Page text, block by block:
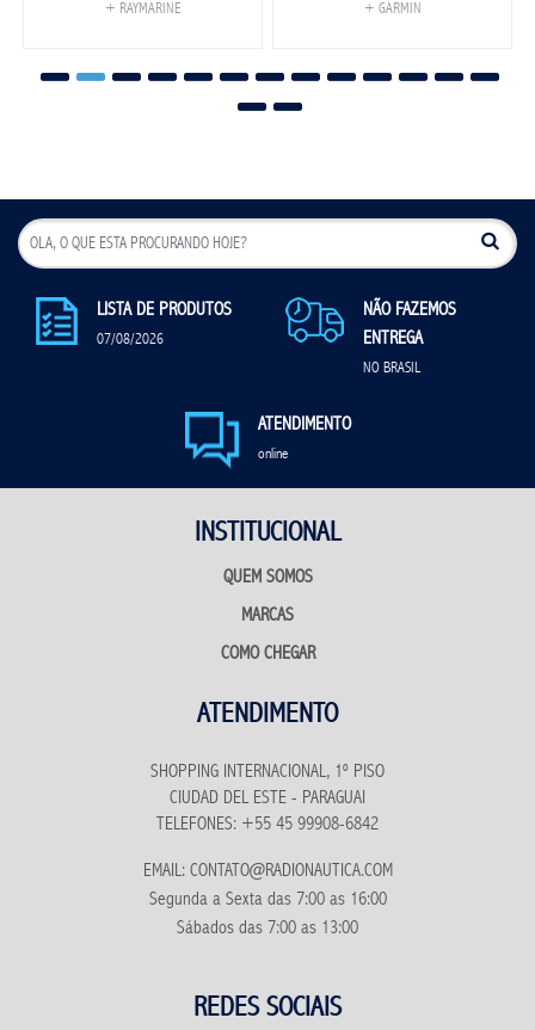
+ RAYMARINE + GARMIN
LISTA DE PRODUTOS
07/08/2026
NÃO FAZEMOS
ENTREGA
NO BRASIL
ATENDIMENTO
online
INSTITUCIONAL
QUEM SOMOS
MARCAS
COMO CHEGAR
ATENDIMENTO
SHOPPING INTERNACIONAL, 1º PISO
CIUDAD DEL ESTE - PARAGUAI
TELEFONES: +55 45 99908-6842
EMAIL: CONTATO@RADIONAUTICA.COM
Segunda a Sexta das 7:00 as 16:00
Sábados das 7:00 as 13:00
REDES SOCIAIS